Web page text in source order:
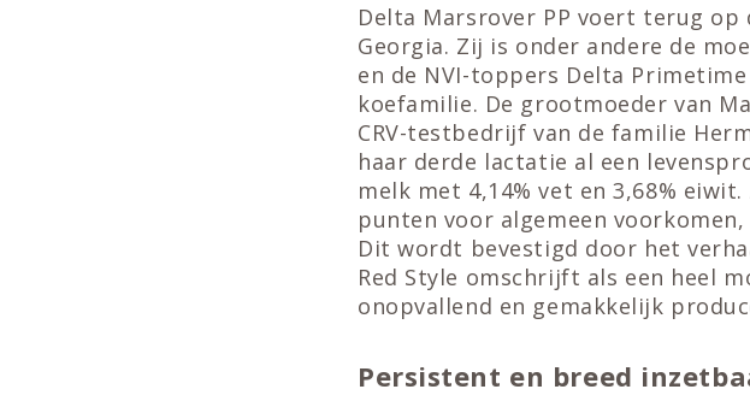
Delta Marsrover PP voert terug op
Georgia. Zij is onder andere de
en de NVI-toppers Delta
koefamilie. De grootmoeder van
CRV-testbedrijf van de familie
haar derde lactatie al een
melk met 4,14% vet en 3,68%
punten voor algemeen
Dit wordt bevestigd door het
Red Style omschrijft als een heel
onopvallend en gemakkelijk
Persistent en breed